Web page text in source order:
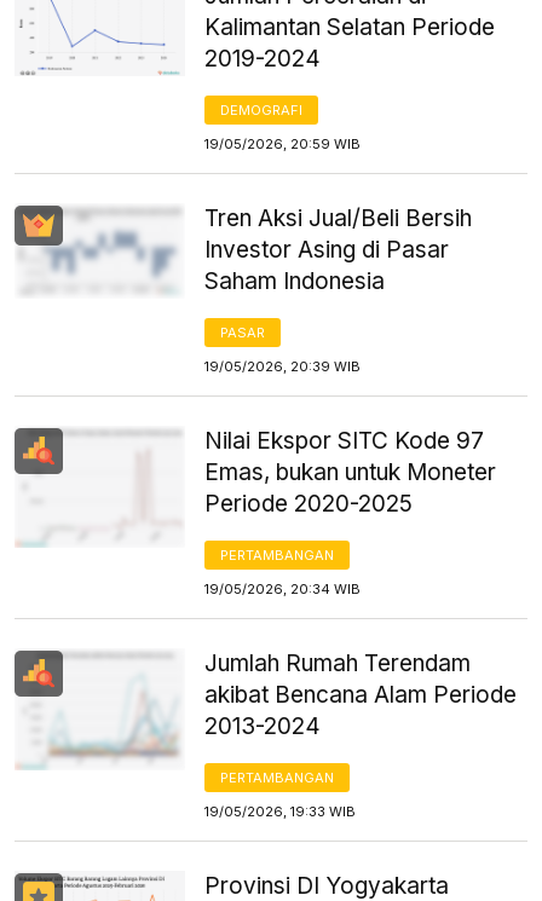
Kalimantan Selatan Periode
2019-2024
DEMOGRAFI
19/05/2026, 20:59 WIB
Tren Aksi Jual/Beli Bersih
Investor Asing di Pasar
Saham Indonesia
PASAR
19/05/2026, 20:39 WIB
Nilai Ekspor SITC Kode 97
Emas, bukan untuk Moneter
Periode 2020-2025
PERTAMBANGAN
19/05/2026, 20:34 WIB
Jumlah Rumah Terendam
akibat Bencana Alam Periode
2013-2024
PERTAMBANGAN
19/05/2026, 19:33 WIB
Provinsi DI Yogyakarta